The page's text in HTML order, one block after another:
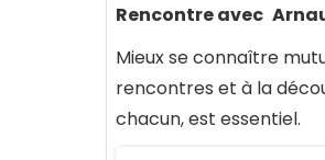
Rencontre avec
Mieux se connaître
rencontres et à la
chacun, est essentiel.